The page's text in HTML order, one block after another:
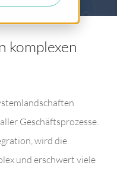
komplexen
Geschäftsprozesse.
wird die
und erschwert viele